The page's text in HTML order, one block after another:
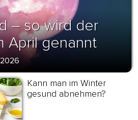
– so wird der
April genannt
2026
Kann man im Winter
gesund abnehmen?